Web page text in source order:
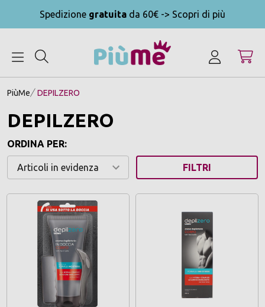
Spedizione gratuita da 60€ -> Scopri di più
PiùMe DEPILZERO
DEPILZERO
ORDINA PER:
FILTRI